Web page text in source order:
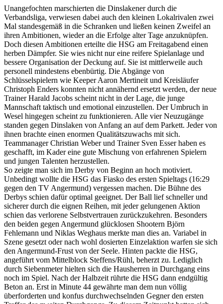
Unangefochten marschierten die Dinslakener durch die
Verbandsliga, verwiesen dabei auch den kleinen Lokalrivalen zwei
Mal standesgemäß in die Schranken und ließen keinen Zweifel an
ihren Ambitionen, wieder an die Erfolge alter Tage anzuknüpfen.
Doch diesen Ambitionen erteilte die HSG am Freitagabend einen
herben Dämpfer. Sie wies nicht nur eine reifere Spielanlage und
bessere Organisation der Deckung auf. Sie ist mittlerweile auch
personell mindestens ebenbürtig. Die Abgänge von
Schlüsselspielern wie Keeper Aaron Mertineit und Kreisläufer
Christoph Enders konnten nicht annähernd ersetzt werden, der neue
Trainer Harald Jacobs scheint nicht in der Lage, die junge
Mannschaft taktisch und emotional einzustellen. Der Umbruch in
Wesel hingegen scheint zu funktionieren. Alle vier Neuzugänge
standen gegen Dinslaken von Anfang an auf dem Parkett. Jeder von
ihnen brachte einen enormen Qualitätszuwachs mit sich.
Teammanager Christian Weber und Trainer Sven Esser haben es
geschafft, im Kader eine gute Mischung von erfahrenen Spielern
und jungen Talenten herzustellen.
So zeigte man sich im Derby von Beginn an hoch motiviert.
Unbedingt wollte die HSG das Fiasko des ersten Spieltags (16:29
gegen den TV Angermund) vergessen machen. Die Bühne des
Derbys schien dafür optimal geeignet. Der Ball lief schneller und
sicherer durch die eignen Reihen, mit jeder gelungenen Aktion
schien das verlorene Selbstvertrauen zurückzukehren. Besonders
den beiden gegen Angermund glücklosen Shootern Björn
Fehlemann und Niklas Weghaus merkte man dies an. Variabel in
Szene gesetzt oder nach wohl dosierten Einzelaktion warfen sie sich
den Angermund-Frust von der Seele. Hinten packte die HSG,
angeführt vom Mittelblock Steffens/Rühl, beherzt zu. Lediglich
durch Siebenmeter hielten sich die Hausherren in Durchgang eins
noch im Spiel. Nach der Halbzeit rührte die HSG dann endgültig
Beton an. Erst in Minute 44 gewährte man dem nun völlig
überforderten und konfus durchwechselnden Gegner den ersten